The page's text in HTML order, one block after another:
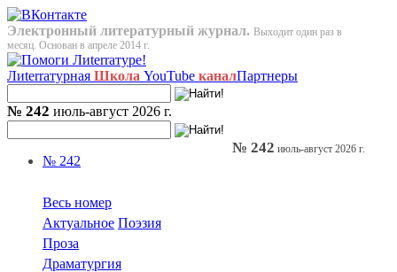
Электронный литературный журнал. Выходит один раз в
месяц. Основан в апреле 2014 г.
Лиterraтурная Школа YouTube каналПартнеры
№ 242 июль-август 2026 г.
№ 242
Весь номер
Актуальное Поэзия
Проза
Драматургия
№ 242 июль-август 2026 г.